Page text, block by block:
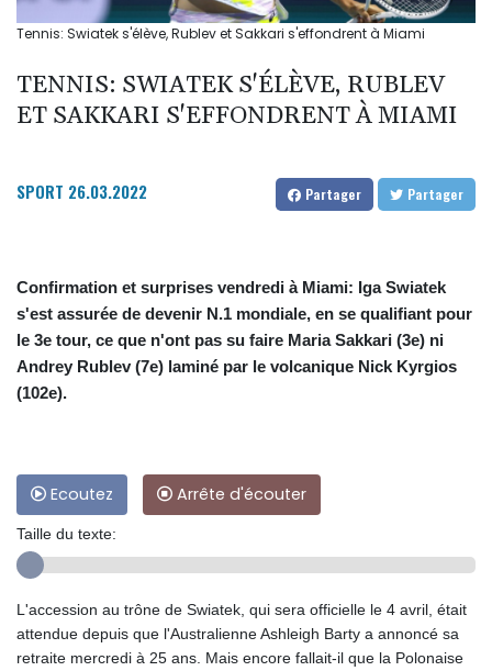
Tennis: Swiatek s'élève, Rublev et Sakkari s'effondrent à Miami
TENNIS: SWIATEK S'ÉLÈVE, RUBLEV
ET SAKKARI S'EFFONDRENT À MIAMI
SPORT 26.03.2022 Partager Partager
Confirmation et surprises vendredi à Miami: Iga Swiatek
s'est assurée de devenir N.1 mondiale, en se qualifiant pour
le 3e tour, ce que n'ont pas su faire Maria Sakkari (3e) ni
Andrey Rublev (7e) laminé par le volcanique Nick Kyrgios
(102e).
Ecoutez Arrête d'écouter
Taille du texte:
L'accession au trône de Swiatek, qui sera officielle le 4 avril, était
attendue depuis que l'Australienne Ashleigh Barty a annoncé sa
retraite mercredi à 25 ans. Mais encore fallait-il que la Polonaise